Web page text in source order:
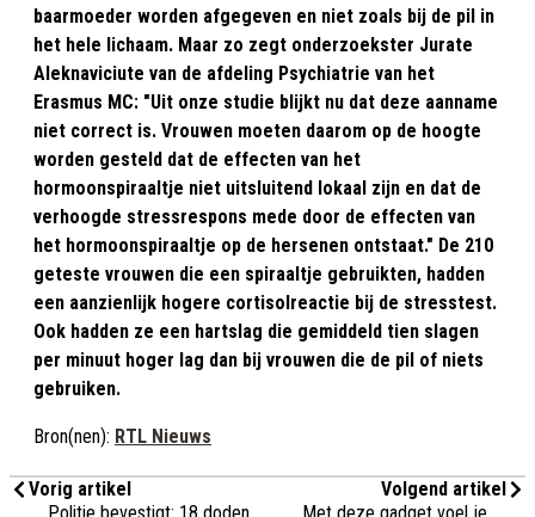
baarmoeder worden afgegeven en niet zoals bij de pil in
het hele lichaam. Maar zo zegt onderzoekster Jurate
Aleknaviciute van de afdeling Psychiatrie van het
Erasmus MC: "Uit onze studie blijkt nu dat deze aanname
niet correct is. Vrouwen moeten daarom op de hoogte
worden gesteld dat de effecten van het
hormoonspiraaltje niet uitsluitend lokaal zijn en dat de
verhoogde stressrespons mede door de effecten van
het hormoonspiraaltje op de hersenen ontstaat." De 210
geteste vrouwen die een spiraaltje gebruikten, hadden
een aanzienlijk hogere cortisolreactie bij de stresstest.
Ook hadden ze een hartslag die gemiddeld tien slagen
per minuut hoger lag dan bij vrouwen die de pil of niets
gebruiken.
Bron(nen): RTL Nieuws
Vorig artikel
Politie bevestigt: 18 doden
Volgend artikel
Met deze gadget voel je